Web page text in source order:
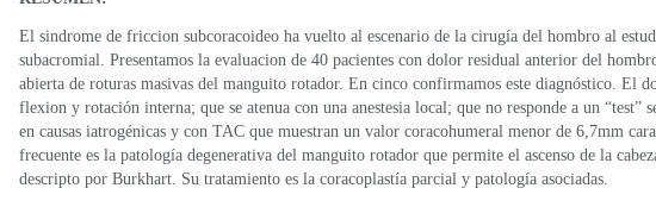
El sindrome de friccion subcoracoideo ha vuelto al escenario de la cirugía del hombro al
subacromial. Presentamos la evaluacion de 40 pacientes con dolor residual anterior del
abierta de roturas masivas del manguito rotador. En cinco confirmamos este diagnóstico. El
flexion y rotación interna; que se atenua con una anestesia local; que no responde a un
en causas iatrogénicas y con TAC que muestran un valor coracohumeral menor de 6,7mm
frecuente es la patología degenerativa del manguito rotador que permite el ascenso de la
descripto por Burkhart. Su tratamiento es la coracoplastía parcial y patología asociadas.